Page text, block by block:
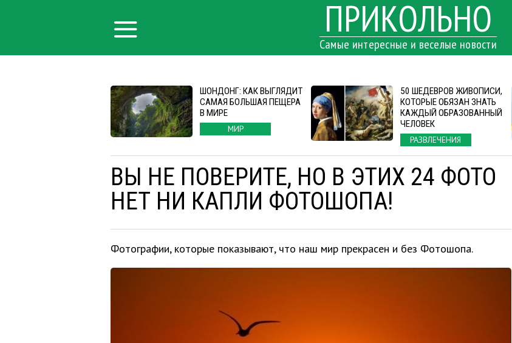
ПРИКОЛЬНО
Самые интересные и веселые новости
ШОНДОНГ: КАК ВЫГЛЯДИТ
САМАЯ БОЛЬШАЯ ПЕЩЕРА
В МИРЕ
МИР
50 ШЕДЕВРОВ ЖИВОПИСИ,
КОТОРЫЕ ОБЯЗАН ЗНАТЬ
КАЖДЫЙ ОБРАЗОВАННЫЙ
ЧЕЛОВЕК
РАЗВЛЕЧЕНИЯ
ВЫ НЕ ПОВЕРИТЕ, НО В ЭТИХ 24 ФОТО
НЕТ НИ КАПЛИ ФОТОШОПА!
Фотографии, которые показывают, что наш мир прекрасен и без Фотошопа.